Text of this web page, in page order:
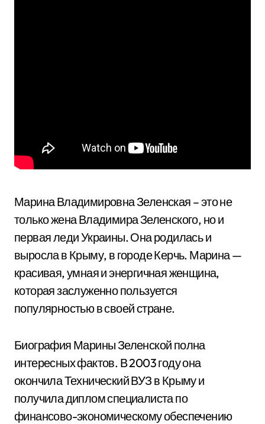
Марина Владимировна Зеленская – это не
только жена Владимира Зеленского, но и
первая леди Украины. Она родилась и
выросла в Крыму, в городе Керчь. Марина —
красивая, умная и энергичная женщина,
которая заслуженно пользуется
популярностью в своей стране.
Биография Марины Зеленской полна
интересных фактов. В 2003 году она
окончила Технический ВУЗ в Крыму и
получила диплом специалиста по
финансово-экономическому обеспечению